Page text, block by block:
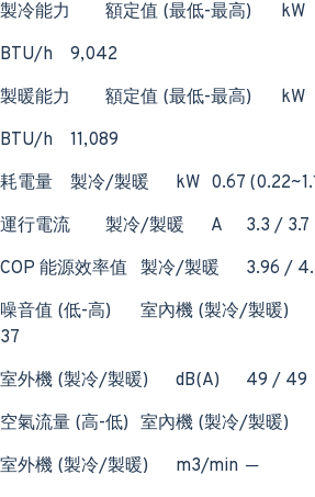
製冷能力
額定值 (最低-最高) kW
BTU/h
9,042
製暖能力
額定值 (最低-最高) kW
BTU/h
11,089
耗電量
製冷/製暖 kW 0.67
運行電流
製冷/製暖 A
3.3 / 3.7
COP 能源效率值 製冷/製暖
3.96 /
噪音值 (低-高)
室內機 (製冷/製暖)
37
室外機 (製冷/製暖)
dB(A)
49 / 49
空氣流量 (高-低) 室內機 (製冷/製暖)
室外機 (製冷/製暖)
m3/min ─